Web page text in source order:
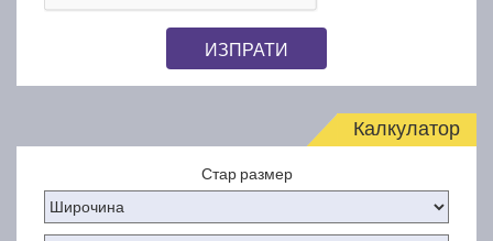
ИЗПРАТИ
Калкулатор
Стар размер